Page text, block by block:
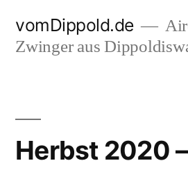
Inhalt
vomDippold.de
Zwinger aus
Herbst 2020